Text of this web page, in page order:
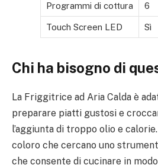
Programmi di cottura 6
Touch Screen LED Sì
Chi ha bisogno di
La Friggitrice ad Aria Calda è
preparare piatti gustosi e
l’aggiunta di troppo olio e
coloro che cercano uno
che consente di cucinare in